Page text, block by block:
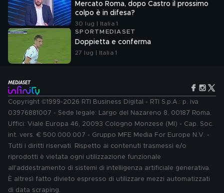
Mercato Roma, dopo Castro il prossimo
colpo è in difesa?
30 lug | Italia 1
SPORTMEDIASET
Doppietta e conferma
27 lug | Italia 1
Copyright ©1999-2026 RTI Business Digital - RTI S.p.A.: p. iva
03976881007 - Sede legale: Largo del Nazareno 8, 00187 Roma.
Uffici: Viale Europa 46, 20093 Cologno Monzese (MI) - Cap. Soc.
int. vers. € 500.000.007 - Gruppo MFE Media For Europe N.V. -
Tutti i diritti riservati. Rispetto ai contenuti trasmessi e/o
riprodotti è vietata ogni utilizzazione funzionale
all'addestramento di sistemi di intelligenza artificiale generativa.
È altresì fatto divieto espresso di utilizzare mezzi automatizzati
di data scraping.